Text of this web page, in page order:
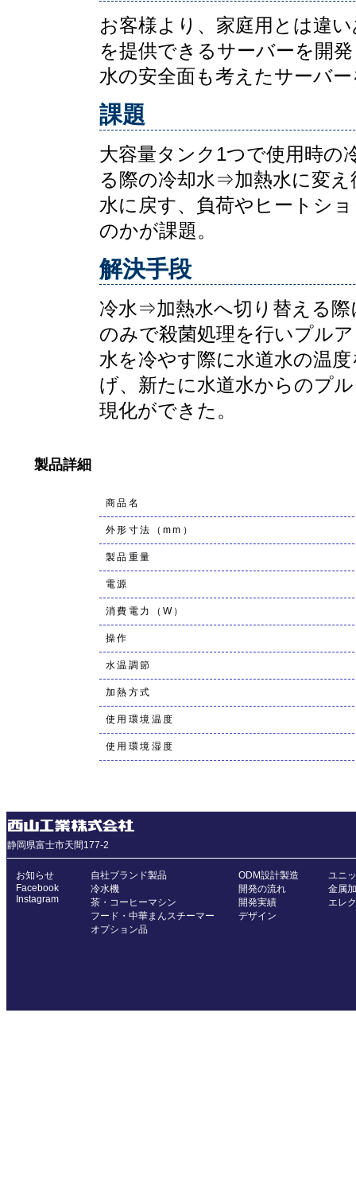
お客様より、家庭用とは違
を提供できるサーバーを開
水の安全面も考えたサーバ
課題
大容量タンク1つで使用時の
る際の冷却水⇒加熱水に変
水に戻す、負荷やヒートシ
のかが課題。
解決手段
冷水⇒加熱水へ切り替える際
のみで殺菌処理を行いプル
水を冷やす際に水道水の温
げ、新たに水道水からのプ
現化ができた。
製品詳細
商品名
外形寸法（mm）
製品重量
電源
消費電力（W）
操作
水温調節
加熱方式
使用環境温度
使用環境湿度
静岡県富士市天間177-2
お知らせ
Facebook
Instagram
自社ブランド製品
冷水機
茶・コーヒーマシン
フード・中華まんスチーマー
オプション品
ODM設計製造
開発の流れ
開発実績
デザイン
ユニ
金属
エレ